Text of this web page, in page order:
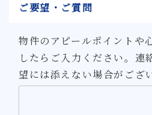
ご要望・ご質問
物件のアピールポイントや
したらご入力ください。連
望には添えない場合がござ